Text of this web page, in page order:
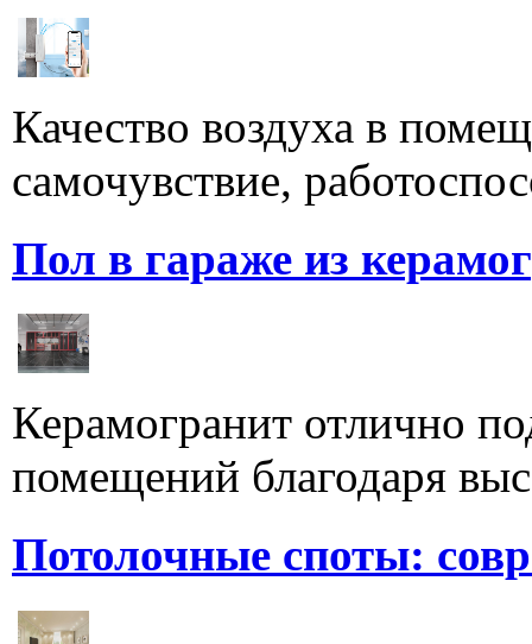
Качество воздуха в
самочувствие,
Пол в гараже из
Керамогранит отлично
помещений благодаря
Потолочные споты: